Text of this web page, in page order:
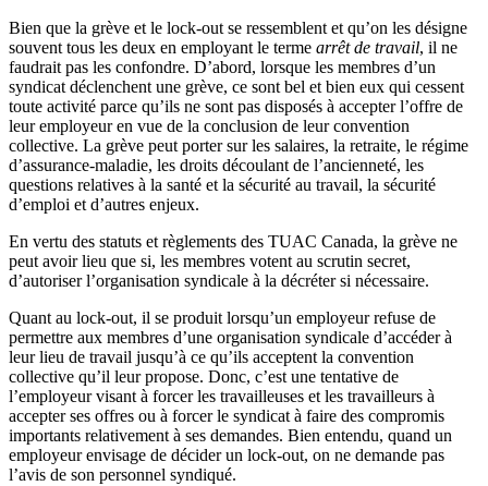
Bien que la grève et le lock-out se ressemblent et qu’on les désigne
souvent tous les deux en employant le terme arrêt de travail, il ne
faudrait pas les confondre. D’abord, lorsque les membres d’un
syndicat déclenchent une grève, ce sont bel et bien eux qui cessent
toute activité parce qu’ils ne sont pas disposés à accepter l’offre de
leur employeur en vue de la conclusion de leur convention
collective. La grève peut porter sur les salaires, la retraite, le régime
d’assurance-maladie, les droits découlant de l’ancienneté, les
questions relatives à la santé et la sécurité au travail, la sécurité
d’emploi et d’autres enjeux.
En vertu des statuts et règlements des TUAC Canada, la grève ne
peut avoir lieu que si, les membres votent au scrutin secret,
d’autoriser l’organisation syndicale à la décréter si nécessaire.
Quant au lock-out, il se produit lorsqu’un employeur refuse de
permettre aux membres d’une organisation syndicale d’accéder à
leur lieu de travail jusqu’à ce qu’ils acceptent la convention
collective qu’il leur propose. Donc, c’est une tentative de
l’employeur visant à forcer les travailleuses et les travailleurs à
accepter ses offres ou à forcer le syndicat à faire des compromis
importants relativement à ses demandes. Bien entendu, quand un
employeur envisage de décider un lock-out, on ne demande pas
l’avis de son personnel syndiqué.